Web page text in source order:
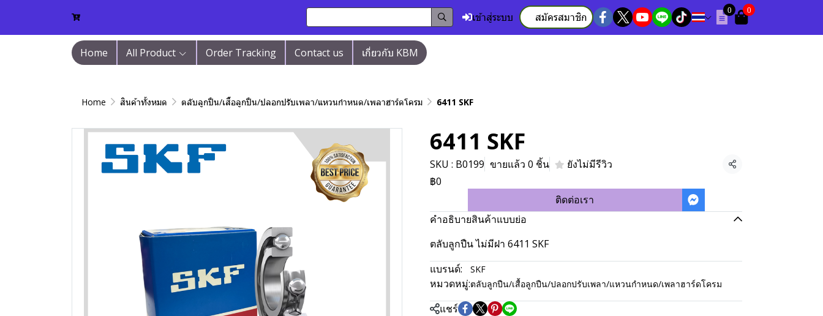
เข้าสู่ระบบ สมัครสมาชิก
0 0
Home All Product Order Tracking Contact us เกี่ยวกับ KBM
Home สินค้าทั้งหมด ตลับลูกปืน/เสื้อลูกปืน/ปลอกปรับเพลา/แหวนกำหนด/เพลาฮาร์ดโครม 6411 SKF
6411 SKF
SKU : B0199 ขายแล้ว 0 ชิ้น ยังไม่มีรีวิว
แชร์
฿0
ติดต่อเรา
คำอธิบายสินค้าแบบย่อ
ตลับลูกปืน ไม่มีฝา 6411 SKF
แบรนด์:
SKF
หมวดหมู่:ตลับลูกปืน/เสื้อลูกปืน/ปลอกปรับเพลา/แหวนกำหนด/เพลาฮาร์ดโครม
แชร์